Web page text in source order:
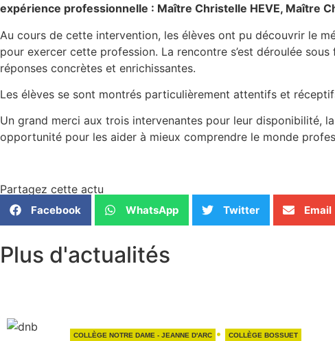
expérience professionnelle : Maître Christelle HEVE, Maître
Au cours de cette intervention, les élèves ont pu découvrir le
pour exercer cette profession. La rencontre s’est déroulée
réponses concrètes et enrichissantes.
Les élèves se sont montrés particulièrement attentifs et
Un grand merci aux trois intervenantes pour leur disponibilité,
opportunité pour les aider à mieux comprendre le monde
Partagez cette actu
Facebook WhatsApp Twitter Email
Plus d'actualités
COLLÈGE NOTRE DAME - JEANNE D'ARC • COLLÈGE BOSSUET